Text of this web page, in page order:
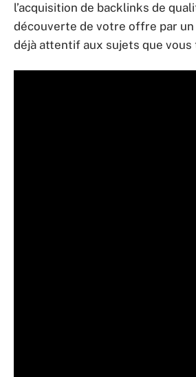
l’acquisition de backlinks de
découverte de votre offre par un
déjà attentif aux sujets que vous